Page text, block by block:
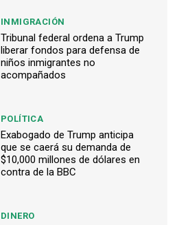
INMIGRACIÓN
Tribunal federal ordena a Trump
liberar fondos para defensa de
niños inmigrantes no
acompañados
POLÍTICA
Exabogado de Trump anticipa
que se caerá su demanda de
$10,000 millones de dólares en
contra de la BBC
DINERO